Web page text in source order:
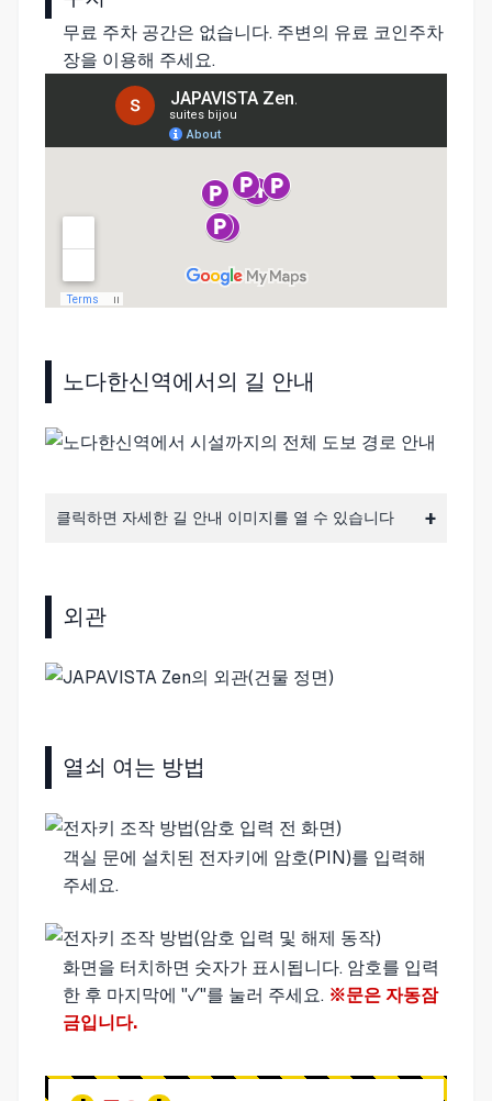
무료 주차 공간은 없습니다. 주변의 유료 코인주차
장을 이용해 주세요.
노다한신역에서의 길 안내
클릭하면 자세한 길 안내 이미지를 열 수 있습니다
외관
열쇠 여는 방법
객실 문에 설치된 전자키에 암호(PIN)를 입력해
주세요.
화면을 터치하면 숫자가 표시됩니다. 암호를 입력
한 후 마지막에 "✓"를 눌러 주세요. ※문은 자동잠
금입니다.